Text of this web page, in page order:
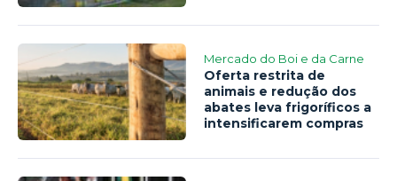
Mercado do Boi e da Carne
Oferta restrita de
animais e redução dos
abates leva frigoríficos a
intensificarem compras